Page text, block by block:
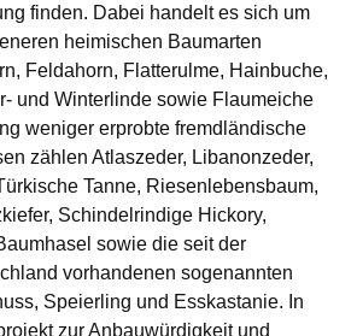
finden. Dabei handelt es sich um
heimischen Baumarten
Feldahorn, Flatterulme, Hainbuche,
und Winterlinde sowie Flaumeiche
weniger erprobte fremdländische
zählen Atlaszeder, Libanonzeder,
Tanne, Riesenlebensbaum,
Schindelrindige Hickory,
sowie die seit der
vorhandenen sogenannten
Speierling und Esskastanie. In
zur Anbauwürdigkeit und